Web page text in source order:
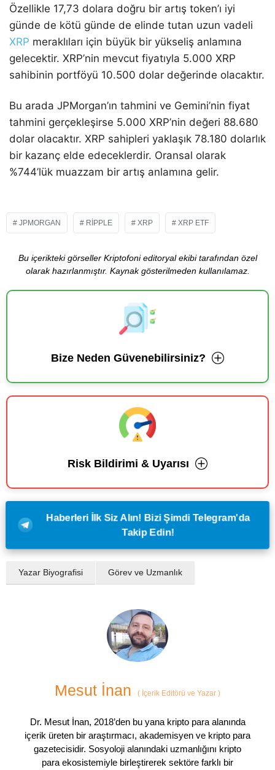
Özellikle 17,73 dolara doğru bir artış token’ı iyi
günde de kötü günde de elinde tutan uzun vadeli
XRP meraklıları için büyük bir yükseliş anlamına
gelecektir. XRP’nin mevcut fiyatıyla 5.000 XRP
sahibinin portföyü 10.500 dolar değerinde olacaktır.
Bu arada JPMorgan’ın tahmini ve Gemini’nin fiyat
tahmini gerçekleşirse 5.000 XRP’nin değeri 88.680
dolar olacaktır. XRP sahipleri yaklaşık 78.180 dolarlık
bir kazanç elde edeceklerdir. Oransal olarak
%744’lük muazzam bir artış anlamına gelir.
JPMORGAN RIPPLE XRP XRP ETF
Bu içerikteki görseller Kriptofoni editoryal ekibi tarafından özel
olarak hazırlanmıştır. Kaynak gösterilmeden kullanılamaz.
Bize Neden Güvenebilirsiniz?
Risk Bildirimi & Uyarısı
Haberleri İlk Siz Alın! Bizi Şimdi Telegram'da
Takip Edin!
Yazar Biyografisi Görev ve Uzmanlık
Mesut İnan ( İçerik Editörü ve Yazar )
Dr. Mesut İnan, 2018’den bu yana kripto para alanında
içerik üreten bir araştırmacı, akademisyen ve kripto para
gazetecisidir. Sosyoloji alanındaki uzmanlığını kripto
para ekosistemiyle birleştirerek sektöre farklı bir